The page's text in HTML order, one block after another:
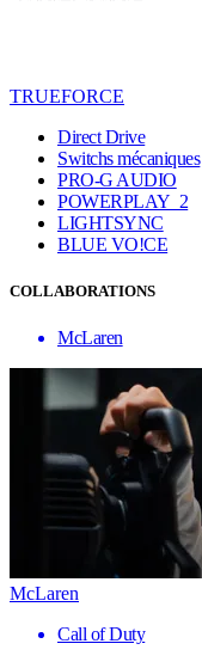
TRUEFORCE
Direct Drive
Switchs mécaniques
PRO-G AUDIO
POWERPLAY 2
LIGHTSYNC
BLUE VO!CE
COLLABORATIONS
McLaren
McLaren
Call of Duty